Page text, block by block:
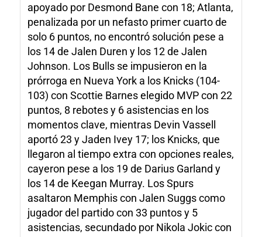
apoyado por Desmond Bane con 18; Atlanta,
penalizada por un nefasto primer cuarto de
solo 6 puntos, no encontró solución pese a
los 14 de Jalen Duren y los 12 de Jalen
Johnson. Los Bulls se impusieron en la
prórroga en Nueva York a los Knicks (104-
103) con Scottie Barnes elegido MVP con 22
puntos, 8 rebotes y 6 asistencias en los
momentos clave, mientras Devin Vassell
aportó 23 y Jaden Ivey 17; los Knicks, que
llegaron al tiempo extra con opciones reales,
cayeron pese a los 19 de Darius Garland y
los 14 de Keegan Murray. Los Spurs
asaltaron Memphis con Jalen Suggs como
jugador del partido con 33 puntos y 5
asistencias, secundado por Nikola Jokic con